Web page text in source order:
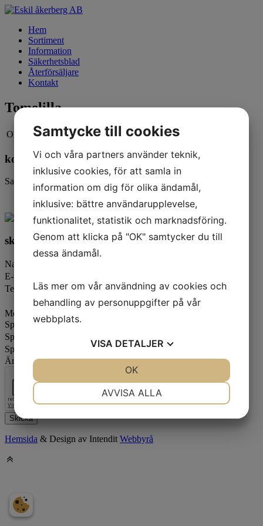
Hem
Sortiment
Information
Säkerhetsblad
Återförsäljare
Kontakt
Tomelilla
Olles Färg Torget 7 0417-144 30
kontakta oss
Satellitvägen 16 24534 Staffanstorp
info@akerberg.se
040294380
skicka oss ett meddelande
Namn
E-post
Telefon
Meddelande
Special field
Special field2
Special field3
Är du en robot?
Skicka
Hemsida & Design av Intendit Webbyrå
Samtycke till cookies
Vi och våra partners använder teknik,
inklusive cookies, för att samla in
information om dig för olika ändamål,
inklusive: bättre användarupplevelse,
funktionalitet, statistik och marknadsföring.
Genom att klicka på "OK" samtycker du till
dessa ändamål.
Läs mer om vår användning av cookies och
behandling av personuppgifter på vår
webbplats.
VISA DETALJER
AVVISA ALLA
OK